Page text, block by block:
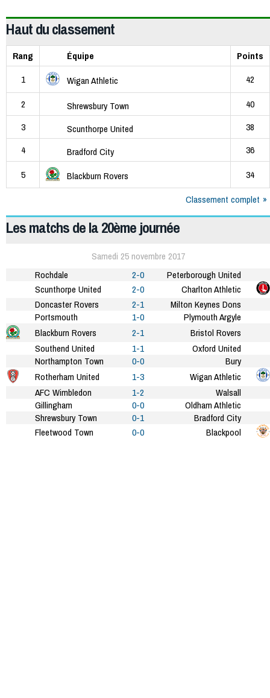
Haut du classement
Rang Équipe
Points
1
Wigan Athletic
42
2
Shrewsbury Town
40
3
Scunthorpe United
38
4
Bradford City
36
5
Blackburn Rovers
34
Classement complet
Les matchs de la 20ème journée
Samedi 25 novembre 2017
Rochdale
2-0
Peterborough United
Scunthorpe United
2-0
Charlton Athletic
Doncaster Rovers
2-1
Milton Keynes Dons
Portsmouth
1-0
Plymouth Argyle
Blackburn Rovers
2-1
Bristol Rovers
Southend United
1-1
Oxford United
Northampton Town
0-0
Bury
Rotherham United
1-3
Wigan Athletic
AFC Wimbledon
1-2
Walsall
Gillingham
0-0
Oldham Athletic
Shrewsbury Town
0-1
Bradford City
Fleetwood Town
0-0 Blackpool